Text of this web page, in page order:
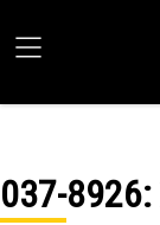
037-8926